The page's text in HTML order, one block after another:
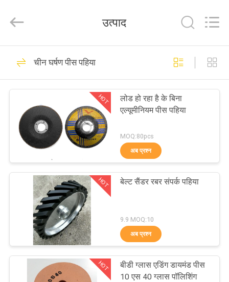
उत्पादों
हमारे
कारखाना
गुणवत्ता
नियंत्रण
आपूर्तिकर्ता.
Copyright
-
cuttinggrindingwheel.com.
Reserved.
घर्षण काटने का पहिया
15
घर्षण पीस पहिया
24
उत्पाद
चीन घर्षण पीस पहिया
HOT
लोड हो रहा है के बिना
एल्यूमीनियम पीस पहिया
MOQ:80pcs
अब प्रश्न
HOT बेल्ट सैंडर रबर संपर्क पहिया
9.9 MOQ:10
अब प्रश्न
HOT
बीडी ग्लास एडिंग डायमंड पीस
10 एस 40 ग्लास पॉलिशिंग